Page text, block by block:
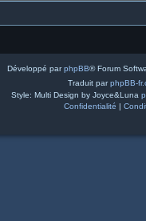
Développé parphpBB® Forum
Traduit parphpBB-
Style: Multi Design by Joyce&Luna
Confidentialité |